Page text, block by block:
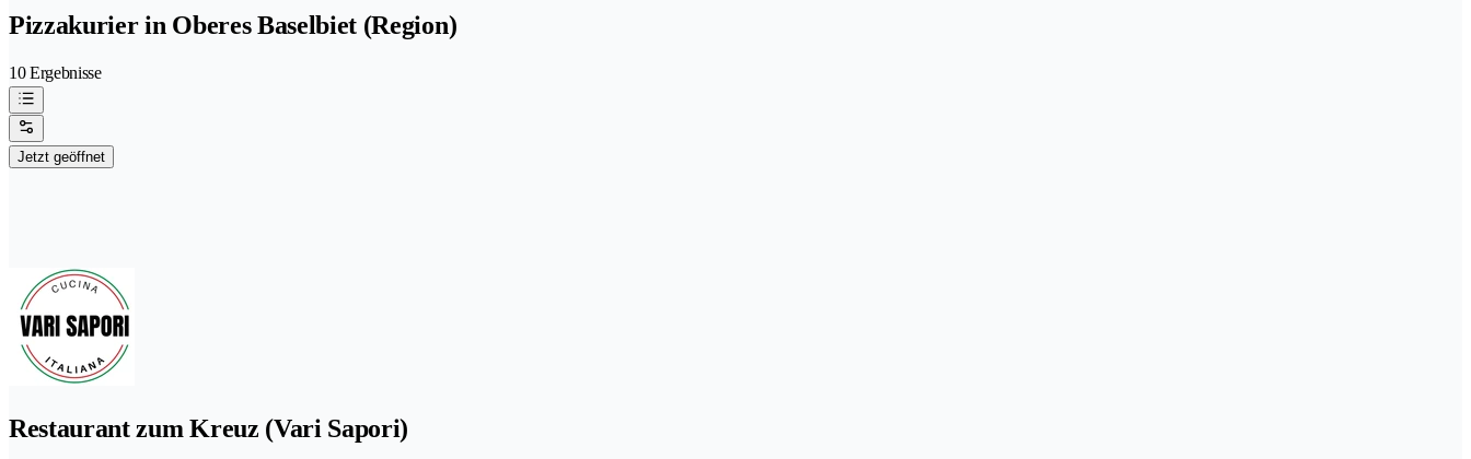
Pizzakurier in Oberes Baselbiet (Region)
10 Ergebnisse
Jetzt geöffnet
Restaurant zum Kreuz (Vari Sapori)